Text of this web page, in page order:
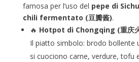
famosa per l’uso del pepe di
chili fermentato (豆瓣酱).
🔥 Hotpot di Chongqing (重庆
Il piatto simbolo: brodo bollente
si cuociono carne, verdure, tofu